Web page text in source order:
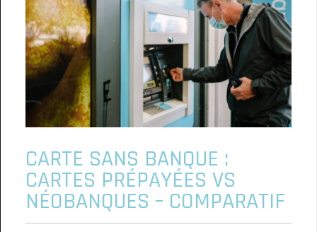
CARTE SANS BANQUE :
CARTES PRÉPAYÉES VS
NÉOBANQUES – COMPARATIF